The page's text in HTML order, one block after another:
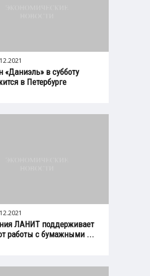
«Даниэль» в субботу
в Петербурге
ЛАНИТ поддерживает
работы с бумажными ...